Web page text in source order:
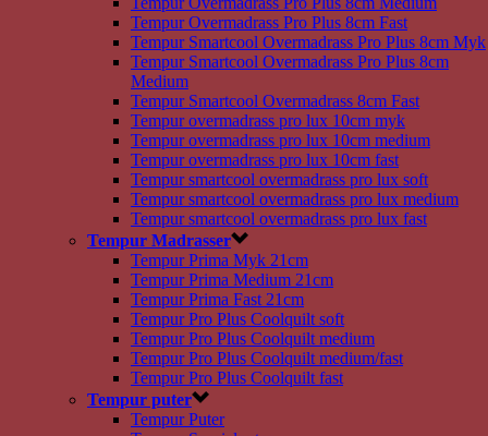
Tempur Overmadrass Pro Plus 8cm Fast
Tempur Smartcool Overmadrass Pro Plus 8cm Myk
Tempur Smartcool Overmadrass Pro Plus 8cm
Medium
Tempur Smartcool Overmadrass 8cm Fast
Tempur overmadrass pro lux 10cm myk
Tempur overmadrass pro lux 10cm medium
Tempur overmadrass pro lux 10cm fast
Tempur smartcool overmadrass pro lux soft
Tempur smartcool overmadrass pro lux medium
Tempur smartcool overmadrass pro lux fast
Tempur Madrasser
Tempur Prima Myk 21cm
Tempur Prima Medium 21cm
Tempur Prima Fast 21cm
Tempur Pro Plus Coolquilt soft
Tempur Pro Plus Coolquilt medium
Tempur Pro Plus Coolquilt medium/fast
Tempur Pro Plus Coolquilt fast
Tempur puter
Tempur Puter